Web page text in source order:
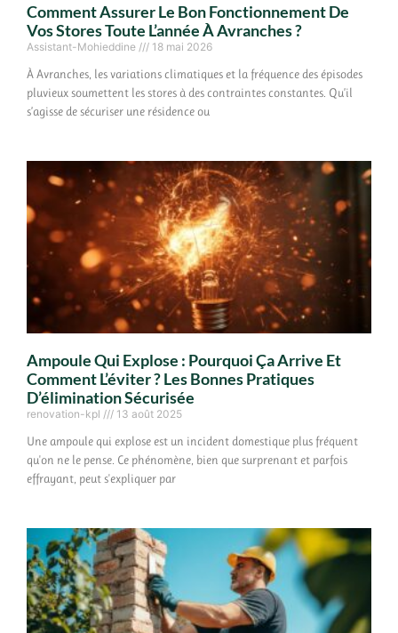
Comment Assurer Le Bon Fonctionnement De
Vos Stores Toute L’année À Avranches ?
Assistant-Mohieddine 18 mai 2026
À Avranches, les variations climatiques et la fréquence des épisodes
pluvieux soumettent les stores à des contraintes constantes. Qu’il
s’agisse de sécuriser une résidence ou
Ampoule Qui Explose : Pourquoi Ça Arrive Et
Comment L’éviter ? Les Bonnes Pratiques
D’élimination Sécurisée
renovation-kpl 13 août 2025
Une ampoule qui explose est un incident domestique plus fréquent
qu'on ne le pense. Ce phénomène, bien que surprenant et parfois
effrayant, peut s'expliquer par